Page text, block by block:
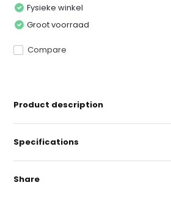
Fysieke winkel
Groot voorraad
Compare
Product description
Specifications
Share